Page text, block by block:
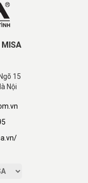
MISA
15
Nội